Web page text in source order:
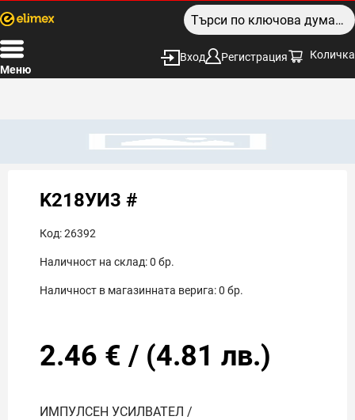
Меню
Вход Регистрация Количка
K218УИ3 #
Код:26392
Наличност на склад:0 бр.
Наличност в магазинната верига:0 бр.
2.46 € / (4.81 лв.)
ИМПУЛСЕН УСИЛВАТЕЛ /